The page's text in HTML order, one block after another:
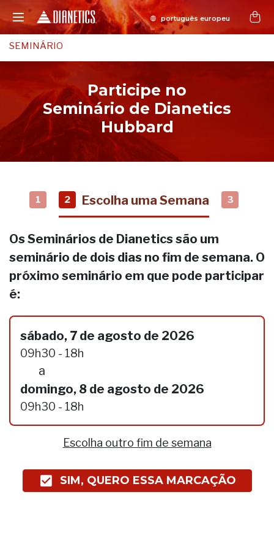
SEMINÁRIO
Participe no
Seminário de Dianetics
Hubbard
1 2 Escolha uma Semana 3
Os Seminários de Dianetics são um
seminário de dois dias no fim de semana. O
próximo seminário em que pode participar
é:
sábado, 7 de agosto de 2026
09h30 - 18h
a
domingo, 8 de agosto de 2026
09h30 - 18h
Escolha outro fim de semana
SIM, QUERO ESSA MARCAÇÃO